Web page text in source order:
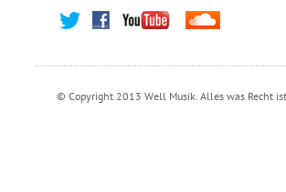
© Copyright 2013 Well Musik. Alles was Recht